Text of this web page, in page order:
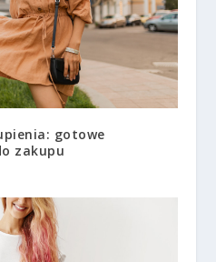
gotowe
zakupu